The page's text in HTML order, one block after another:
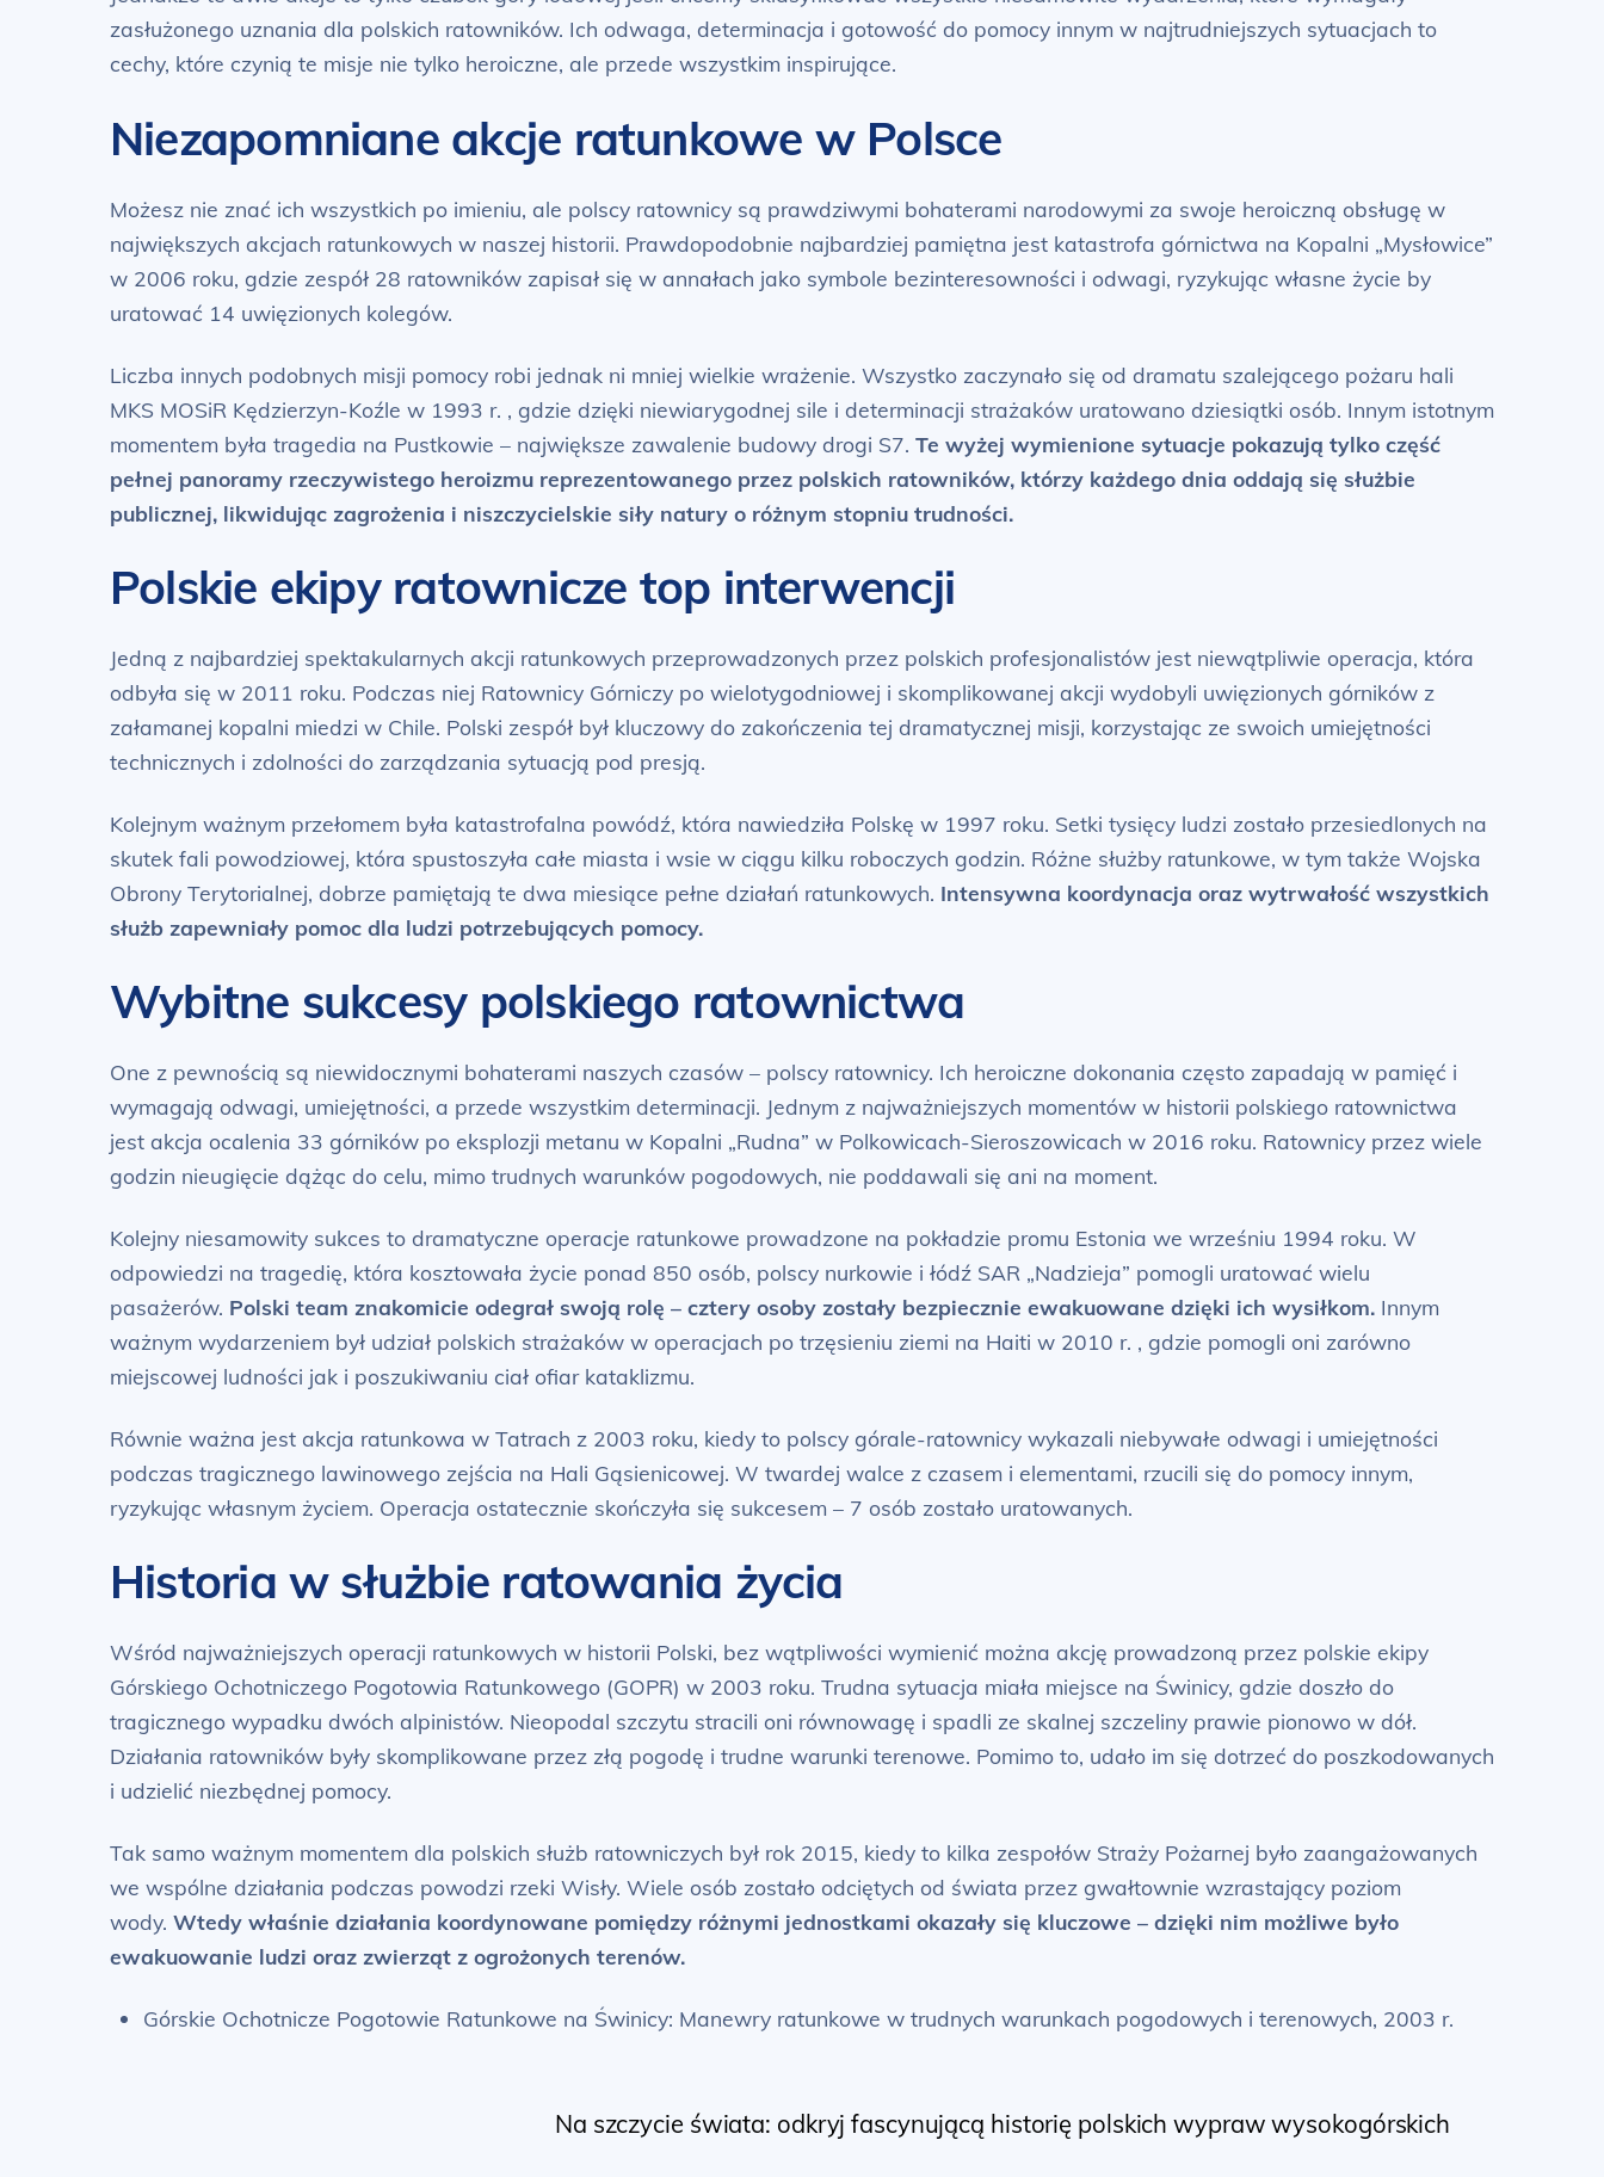
zasłużonego uznania dla polskich ratowników. Ich odwaga, determinacja i gotowość do pomocy innym w najtrudniejszych sytuacjach to
cechy, które czynią te misje nie tylko heroiczne, ale przede wszystkim inspirujące.
Niezapomniane akcje ratunkowe w Polsce
Możesz nie znać ich wszystkich po imieniu, ale polscy ratownicy są prawdziwymi bohaterami narodowymi za swoje heroiczną obsługę w
największych akcjach ratunkowych w naszej historii. Prawdopodobnie najbardziej pamiętna jest katastrofa górnictwa na Kopalni „Mysłowice”
w 2006 roku, gdzie zespół 28 ratowników zapisał się w annałach jako symbole bezinteresowności i odwagi, ryzykując własne życie by
uratować 14 uwięzionych kolegów.
Liczba innych podobnych misji pomocy robi jednak ni mniej wielkie wrażenie. Wszystko zaczynało się od dramatu szalejącego pożaru hali
MKS MOSiR Kędzierzyn-Koźle w 1993 r. , gdzie dzięki niewiarygodnej sile i determinacji strażaków uratowano dziesiątki osób. Innym istotnym
momentem była tragedia na Pustkowie – największe zawalenie budowy drogi S7. Te wyżej wymienione sytuacje pokazują tylko część
pełnej panoramy rzeczywistego heroizmu reprezentowanego przez polskich ratowników, którzy każdego dnia oddają się służbie
publicznej, likwidując zagrożenia i niszczycielskie siły natury o różnym stopniu trudności.
Polskie ekipy ratownicze top interwencji
Jedną z najbardziej spektakularnych akcji ratunkowych przeprowadzonych przez polskich profesjonalistów jest niewątpliwie operacja, która
odbyła się w 2011 roku. Podczas niej Ratownicy Górniczy po wielotygodniowej i skomplikowanej akcji wydobyli uwięzionych górników z
załamanej kopalni miedzi w Chile. Polski zespół był kluczowy do zakończenia tej dramatycznej misji, korzystając ze swoich umiejętności
technicznych i zdolności do zarządzania sytuacją pod presją.
Kolejnym ważnym przełomem była katastrofalna powódź, która nawiedziła Polskę w 1997 roku. Setki tysięcy ludzi zostało przesiedlonych na
skutek fali powodziowej, która spustoszyła całe miasta i wsie w ciągu kilku roboczych godzin. Różne służby ratunkowe, w tym także Wojska
Obrony Terytorialnej, dobrze pamiętają te dwa miesiące pełne działań ratunkowych. Intensywna koordynacja oraz wytrwałość wszystkich
służb zapewniały pomoc dla ludzi potrzebujących pomocy.
Wybitne sukcesy polskiego ratownictwa
One z pewnością są niewidocznymi bohaterami naszych czasów – polscy ratownicy. Ich heroiczne dokonania często zapadają w pamięć i
wymagają odwagi, umiejętności, a przede wszystkim determinacji. Jednym z najważniejszych momentów w historii polskiego ratownictwa
jest akcja ocalenia 33 górników po eksplozji metanu w Kopalni „Rudna” w Polkowicach-Sieroszowicach w 2016 roku. Ratownicy przez wiele
godzin nieugięcie dążąc do celu, mimo trudnych warunków pogodowych, nie poddawali się ani na moment.
Kolejny niesamowity sukces to dramatyczne operacje ratunkowe prowadzone na pokładzie promu Estonia we wrześniu 1994 roku. W
odpowiedzi na tragedię, która kosztowała życie ponad 850 osób, polscy nurkowie i łódź SAR „Nadzieja” pomogli uratować wielu
pasażerów. Polski team znakomicie odegrał swoją rolę – cztery osoby zostały bezpiecznie ewakuowane dzięki ich wysiłkom. Innym
ważnym wydarzeniem był udział polskich strażaków w operacjach po trzęsieniu ziemi na Haiti w 2010 r. , gdzie pomogli oni zarówno
miejscowej ludności jak i poszukiwaniu ciał ofiar kataklizmu.
Równie ważna jest akcja ratunkowa w Tatrach z 2003 roku, kiedy to polscy górale-ratownicy wykazali niebywałe odwagi i umiejętności
podczas tragicznego lawinowego zejścia na Hali Gąsienicowej. W twardej walce z czasem i elementami, rzucili się do pomocy innym,
ryzykując własnym życiem. Operacja ostatecznie skończyła się sukcesem – 7 osób zostało uratowanych.
Historia w służbie ratowania życia
Wśród najważniejszych operacji ratunkowych w historii Polski, bez wątpliwości wymienić można akcję prowadzoną przez polskie ekipy
Górskiego Ochotniczego Pogotowia Ratunkowego (GOPR) w 2003 roku. Trudna sytuacja miała miejsce na Świnicy, gdzie doszło do
tragicznego wypadku dwóch alpinistów. Nieopodal szczytu stracili oni równowagę i spadli ze skalnej szczeliny prawie pionowo w dół.
Działania ratowników były skomplikowane przez złą pogodę i trudne warunki terenowe. Pomimo to, udało im się dotrzeć do poszkodowanych
i udzielić niezbędnej pomocy.
Tak samo ważnym momentem dla polskich służb ratowniczych był rok 2015, kiedy to kilka zespołów Straży Pożarnej było zaangażowanych
we wspólne działania podczas powodzi rzeki Wisły. Wiele osób zostało odciętych od świata przez gwałtownie wzrastający poziom
wody. Wtedy właśnie działania koordynowane pomiędzy różnymi jednostkami okazały się kluczowe – dzięki nim możliwe było
ewakuowanie ludzi oraz zwierząt z ogrożonych terenów.
Górskie Ochotnicze Pogotowie Ratunkowe na Świnicy: Manewry ratunkowe w trudnych warunkach pogodowych i terenowych, 2003 r.
Na szczycie świata: odkryj fascynującą historię polskich wypraw wysokogórskich